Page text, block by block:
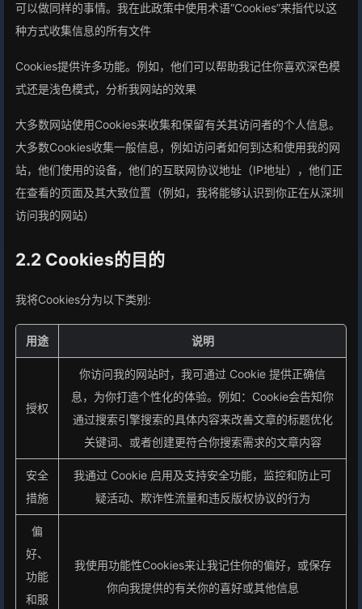
可以做同样的事情。我在此政策中使用术语“Cookies”来指代以这
种方式收集信息的所有文件
Cookies提供许多功能。例如，他们可以帮助我记住你喜欢深色模
式还是浅色模式，分析我网站的效果
大多数网站使用Cookies来收集和保留有关其访问者的个人信息。
大多数Cookies收集一般信息，例如访问者如何到达和使用我的网
站，他们使用的设备，他们的互联网协议地址（IP地址），他们正
在查看的页面及其大致位置（例如，我将能够认识到你正在从深圳
访问我的网站）
2.2 Cookies的目的
我将Cookies分为以下类别:
用途 说明
授权
你访问我的网站时，我可通过 Cookie 提供正确信
息，为你打造个性化的体验。例如：Cookie会告知你
通过搜索引擎搜索的具体内容来改善文章的标题优化
关键词、或者创建更符合你搜索需求的文章内容
安全
措施
我通过 Cookie 启用及支持安全功能，监控和防止可
疑活动、欺诈性流量和违反版权协议的行为
偏
好、
功能
和服
我使用功能性Cookies来让我记住你的偏好，或保存
你向我提供的有关你的喜好或其他信息